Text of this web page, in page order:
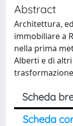
Abstract
Architettura,
immobiliare a
nella prima
Alberti e di
Scheda
Scheda